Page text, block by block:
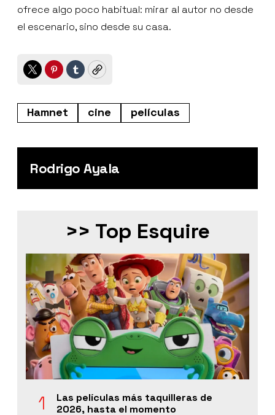
ofrece algo poco habitual: mirar al autor no desde
el escenario, sino desde su casa.
TwitterPinterest
TumblrCopy
Hamnet cine películas
Rodrigo Ayala
>> Top Esquire
Las películas más taquilleras de
2026, hasta el momento